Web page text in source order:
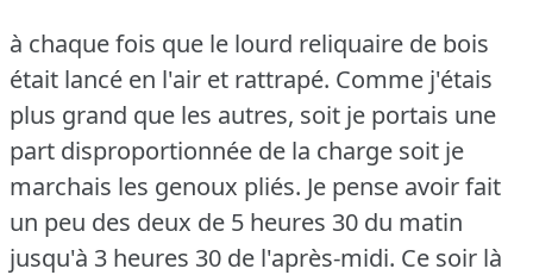
à chaque fois que le lourd reliquaire de bois
était lancé en l'air et rattrapé. Comme j'étais
plus grand que les autres, soit je portais une
part disproportionnée de la charge soit je
marchais les genoux pliés. Je pense avoir fait
un peu des deux de 5 heures 30 du matin
jusqu'à 3 heures 30 de l'après-midi. Ce soir là